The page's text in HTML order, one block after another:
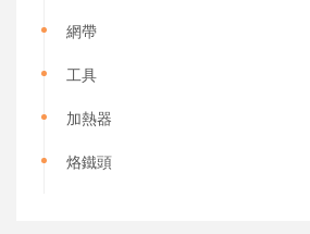
網帶
工具
加熱器
烙鐵頭